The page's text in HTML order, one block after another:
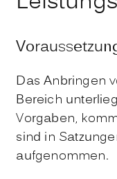
Das Anbringen
Bereich
Vorgaben,
sind in
aufgenommen.